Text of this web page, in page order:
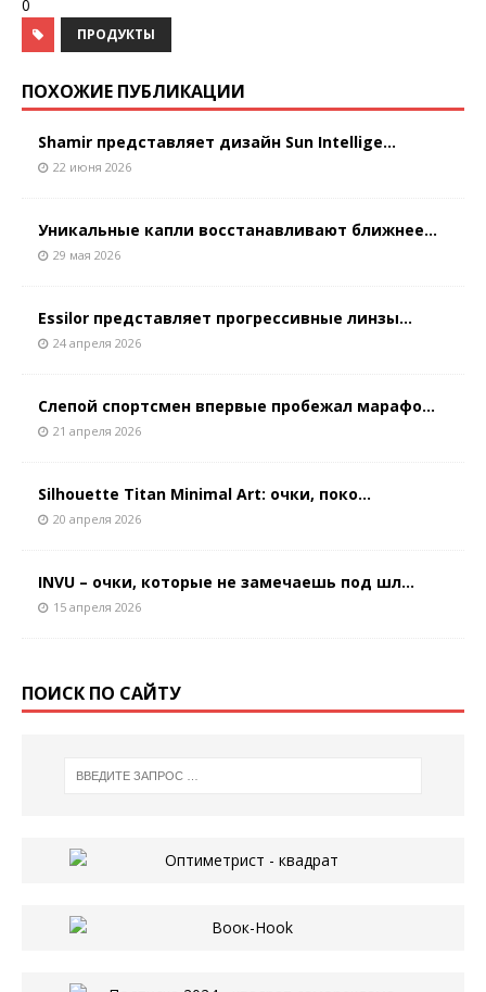
0
ПРОДУКТЫ
ПОХОЖИЕ ПУБЛИКАЦИИ
Shamir представляет дизайн Sun Intellige...
22 июня 2026
Уникальные капли восстанавливают ближнее...
29 мая 2026
Essilor представляет прогрессивные линзы...
24 апреля 2026
Слепой спортсмен впервые пробежал марафо...
21 апреля 2026
Silhouette Titan Minimal Art: очки, поко...
20 апреля 2026
INVU – очки, которые не замечаешь под шл...
15 апреля 2026
ПОИСК ПО САЙТУ